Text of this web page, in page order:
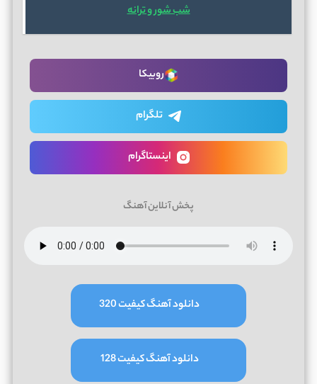
شب شور و ترانه
روبیکا
تلگرام
اینستاگرام
پخش آنلاین آهنگ
دانلود آهنگ کیفیت 320
دانلود آهنگ کیفیت 128